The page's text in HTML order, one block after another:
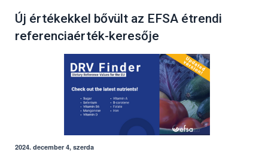
Új értékekkel bővült az EFSA étrendi
referenciaérték-keresője
2024. december 4, szerda